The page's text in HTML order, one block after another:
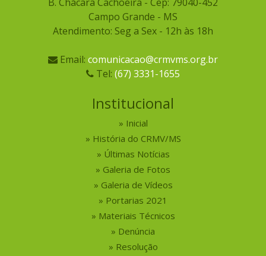
Campo Grande - MS
Atendimento: Seg a Sex - 12h às 18h
Email: comunicacao@crmvms.org.br
Tel: (67) 3331-1655
Institucional
Inicial
História do CRMV/MS
Últimas Notícias
Galeria de Fotos
Galeria de Vídeos
Portarias 2021
Materiais Técnicos
Denúncia
Resolução